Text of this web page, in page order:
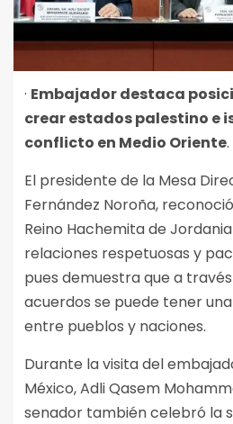
· Embajador destaca
crear estados palestino e
conflicto en Medio Oriente.
El presidente de la Mesa
Fernández Noroña,
Reino Hachemita de
relaciones respetuosas y
pues demuestra que a
acuerdos se puede tener
entre pueblos y naciones.
Durante la visita del
México, Adli Qasem
senador también celebró la